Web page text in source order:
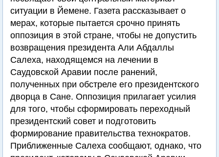
ситуации в Йемене. Газета рассказывает о
мерах, которые пытается срочно принять
оппозиция в этой стране, чтобы не допустить
возвращения президента Али Абдаллы
Салеха, находящемся на лечении в
Саудовской Аравии после ранений,
полученных при обстреле его президентского
дворца в Сане. Оппозиция прилагает усилия
для того, чтобы сформировать переходный
президентский совет и подготовить
формирование правительства технократов.
Приближенные Салеха сообщают, однако, что